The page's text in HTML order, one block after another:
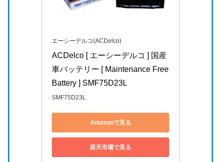
エーシーデルコ(ACDelco)
ACDelco [ エーシーデルコ ] 国産
車バッテリー [ Maintenance Free
Battery ] SMF75D23L
SMF75D23L
Amazonで見る
楽天市場で見る